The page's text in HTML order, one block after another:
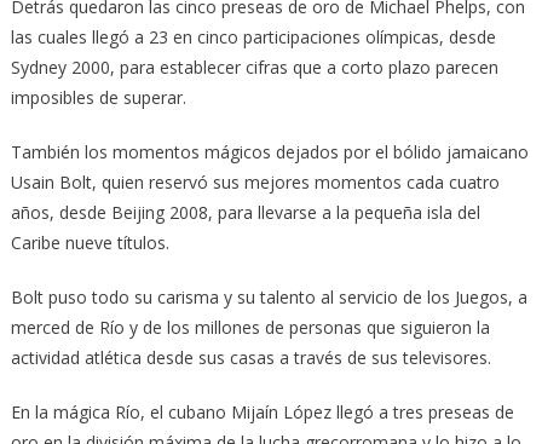
Detrás quedaron las cinco preseas de oro de Michael Phelps, con
las cuales llegó a 23 en cinco participaciones olímpicas, desde
Sydney 2000, para establecer cifras que a corto plazo parecen
imposibles de superar.
También los momentos mágicos dejados por el bólido jamaicano
Usain Bolt, quien reservó sus mejores momentos cada cuatro
años, desde Beijing 2008, para llevarse a la pequeña isla del
Caribe nueve títulos.
Bolt puso todo su carisma y su talento al servicio de los Juegos, a
merced de Río y de los millones de personas que siguieron la
actividad atlética desde sus casas a través de sus televisores.
En la mágica Río, el cubano Mijaín López llegó a tres preseas de